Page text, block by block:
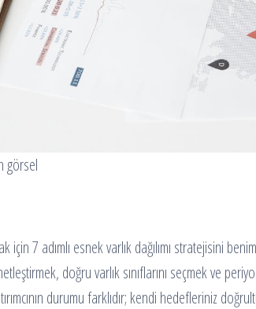
görsel
7 adımlı esnek varlık dağılımı stratejisini
doğru varlık sınıflarını seçmek ve
durumu farklıdır; kendi hedefleriniz